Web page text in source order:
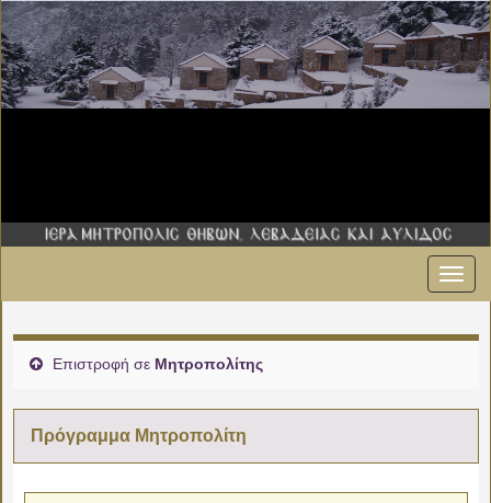
Επιστροφή σε Μητροπολίτης
Πρόγραμμα Μητροπολίτη